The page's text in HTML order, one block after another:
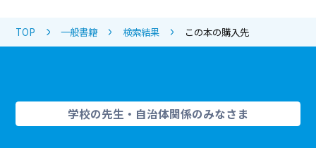
TOP 一般書籍 検索結果 この本の購入先
学校の先生・自治体関係のみなさま